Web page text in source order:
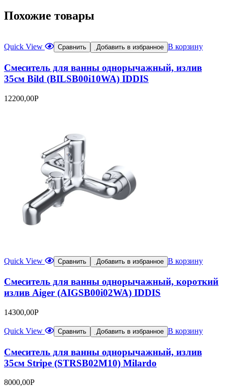
Похожие товары
Quick View Сравнить Добавить в избранное В корзину
Смеситель для ванны однорычажный, излив
35см Bild (BILSB00i10WA) IDDIS
12200,00Р
Quick View Сравнить Добавить в избранное В корзину
Смеситель для ванны однорычажный, короткий
излив Aiger (AIGSB00i02WA) IDDIS
14300,00Р
Quick View Сравнить Добавить в избранное В корзину
Смеситель для ванны однорычажный, излив
35см Stripe (STRSB02M10) Milardo
8000,00Р